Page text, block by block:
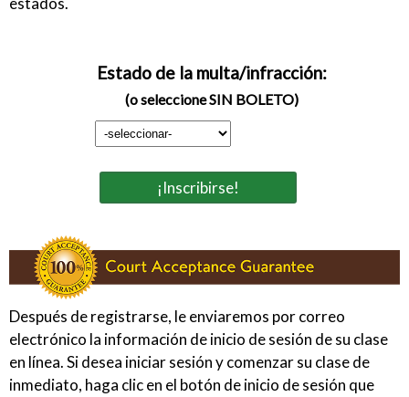
Estado de la multa/infracción:
(o seleccione SIN BOLETO)
¡Inscribirse!
Después de registrarse, le enviaremos por correo
electrónico la información de inicio de sesión de su clase
en línea. Si desea iniciar sesión y comenzar su clase de
inmediato, haga clic en el botón de inicio de sesión que